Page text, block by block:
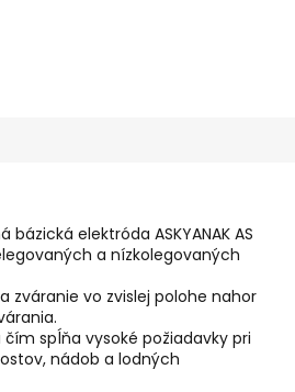
elektróda ASKYANAK AS
a nízkolegovaných
zváranie vo zvislej polohe nahor
čím spĺňa vysoké požiadavky pri
nádob a lodných